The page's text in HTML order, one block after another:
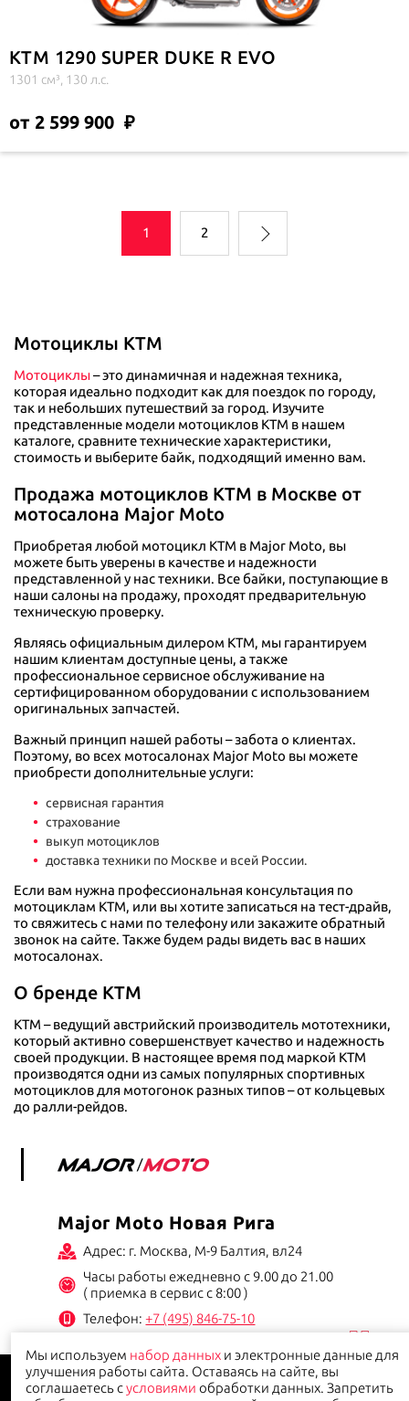
Мы используем набор данных и электронные данные для
улучшения работы сайта. Оставаясь на сайте, вы
соглашаетесь сусловиями обработки данных. Запретить
KTM 1290 SUPER DUKE R EVO
1301 см³, 130 л.с.
от 2 599 900
1 2
Мотоциклы KTM
Мотоциклы– это динамичная и надежная техника,
которая идеально подходит как для поездок по городу,
так и небольших путешествий за город. Изучите
представленные модели мотоциклов KTM в нашем
каталоге, сравните технические характеристики,
стоимость и выберите байк, подходящий именно вам.
Продажа мотоциклов KTM в Москве от
мотосалона Major Moto
Приобретая любой мотоцикл KTM в Major Moto, вы
можете быть уверены в качестве и надежности
представленной у нас техники. Все байки, поступающие в
наши салоны на продажу, проходят предварительную
техническую проверку.
Являясь официальным дилером KTM, мы гарантируем
нашим клиентам доступные цены, а также
профессиональное сервисное обслуживание на
сертифицированном оборудовании с использованием
оригинальных запчастей.
Важный принцип нашей работы – забота о клиентах.
Поэтому, во всех мотосалонах Major Moto вы можете
приобрести дополнительные услуги:
сервисная гарантия
страхование
выкуп мотоциклов
доставка техники по Москве и всей России.
Если вам нужна профессиональная консультация по
мотоциклам KTM, или вы хотите записаться на тест-драйв,
то свяжитесь с нами по телефону или закажите обратный
звонок на сайте. Также будем рады видеть вас в наших
мотосалонах.
О бренде KTM
KTM – ведущий австрийский производитель мототехники,
который активно совершенствует качество и надежность
своей продукции. В настоящее время под маркой KTM
производятся одни из самых популярных спортивных
мотоциклов для мотогонок разных типов – от кольцевых
до ралли-рейдов.
Major Moto Новая Рига
Адрес: г. Москва, М-9 Балтия, вл24
Часы работы ежедневно с 9.00 до 21.00
( приемка в сервис с 8:00 )
Телефон:+7 (495) 846-75-10
Данный сайт носит информационно-справочный характер и ни при каких условиях не
является публичной офертой.
Политика конфиденциальности